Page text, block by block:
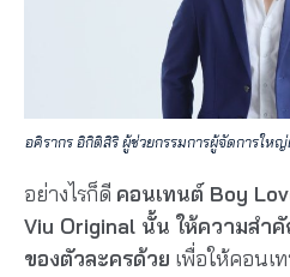
อคิรากร อิกิติสิริ ผู้ช่วยกรรมการผู้จัดการให
อย่างไรก็ดี คอนเทนต์ Boy
Viu Original นั้น ให้ความส
ของตัวละครด้วย เพื่อให้คอนเ